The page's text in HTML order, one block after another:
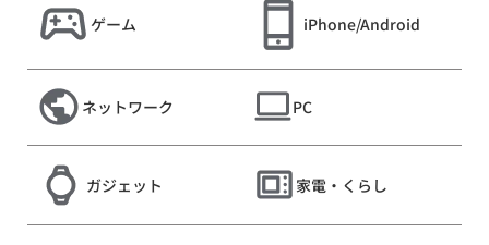
ゲーム iPhone/Android
ネットワーク PC
ガジェット 家電・くらし